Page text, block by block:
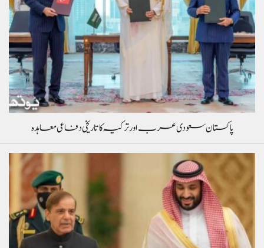
پاکستان سعودی عرب اور ترکیہ کا تاریخی دفاعی معاہدہ